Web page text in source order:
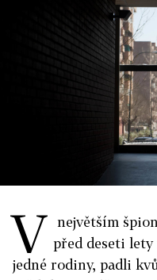
V největším
před deseti
jedné rodiny, padli